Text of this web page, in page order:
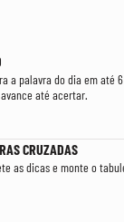
a palavra do dia em até
até acertar.
CRUZADAS
as dicas e monte o